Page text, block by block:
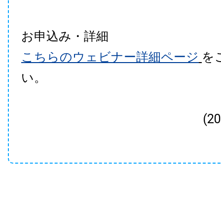
お申込み・詳細
こちらのウェビナー詳細ページ を
い。